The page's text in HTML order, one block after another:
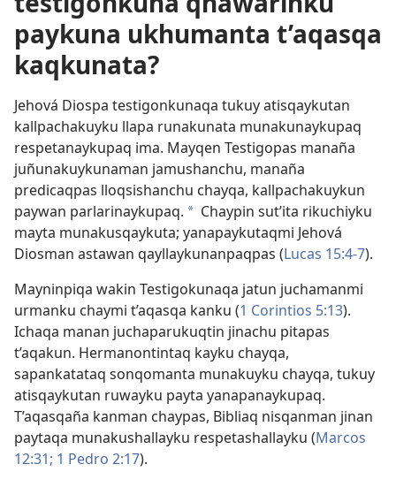
paykuna ukhumanta t’aqasqa
kaqkunata?
Jehová Diospa testigonkunaqa tukuy atisqaykutan
kallpachakuyku llapa runakunata munakunaykupaq
respetanaykupaq ima. Mayqen Testigopas manaña
juñunakuykunaman jamushanchu, manaña
predicaqpas lloqsishanchu chayqa, kallpachakuykun
paywan parlarinaykupaq. a Chaypin sut’ita rikuchiyku
mayta munakusqaykuta; yanapaykutaqmi Jehová
Diosman astawan qayllaykunanpaqpas (Lucas 15:4-7).
Mayninpiqa wakin Testigokunaqa jatun juchamanmi
urmanku chaymi t’aqasqa kanku (1 Corintios 5:13).
Ichaqa manan juchaparukuqtin jinachu pitapas
t’aqakun. Hermanontintaq kayku chayqa,
sapankatataq sonqomanta munakuyku chayqa, tukuy
atisqaykutan ruwayku payta yanapanaykupaq.
T’aqasqaña kanman chaypas, Bibliaq nisqanman jinan
paytaqa munakushallayku respetashallayku (Marcos
12:31; 1 Pedro 2:17).